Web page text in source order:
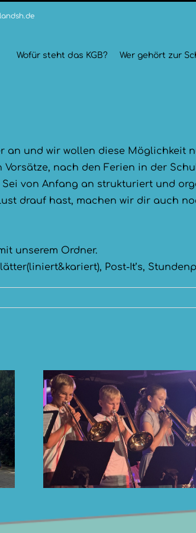
Wofür steht das KGB? Wer gehört zur
an und wir wollen diese Möglichkeit
Vorsätze, nach den Ferien in der
von Anfang an strukturiert und
drauf hast, machen wir dir auch
unserem Ordner.
Post-It’s,
Götter,
und Musik in
der Kuhle